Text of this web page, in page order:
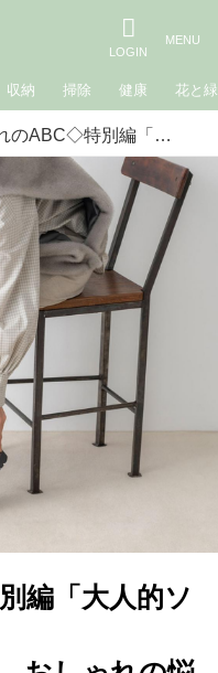
収納 掃除 健康 花と緑
おしゃれのABC◇特別編「大人的ソックス活用術」 現役スタイリストが、おしゃれの悩みを解決｜植村美智子
編「大人的ソ